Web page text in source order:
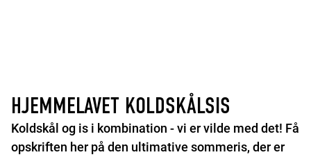
HJEMMELAVET KOLDSKÅLSIS
Koldskål og is i kombination - vi er vilde med det! Få
opskriften her på den ultimative sommeris, der er